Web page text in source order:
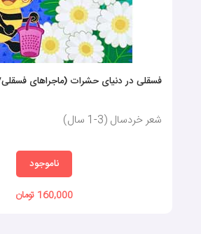
فسقلی در دنیای حشرات (ماجراهای فسقلی۷)
شعر خردسال (3-1 سال)
ناموجود
160,000 تومان